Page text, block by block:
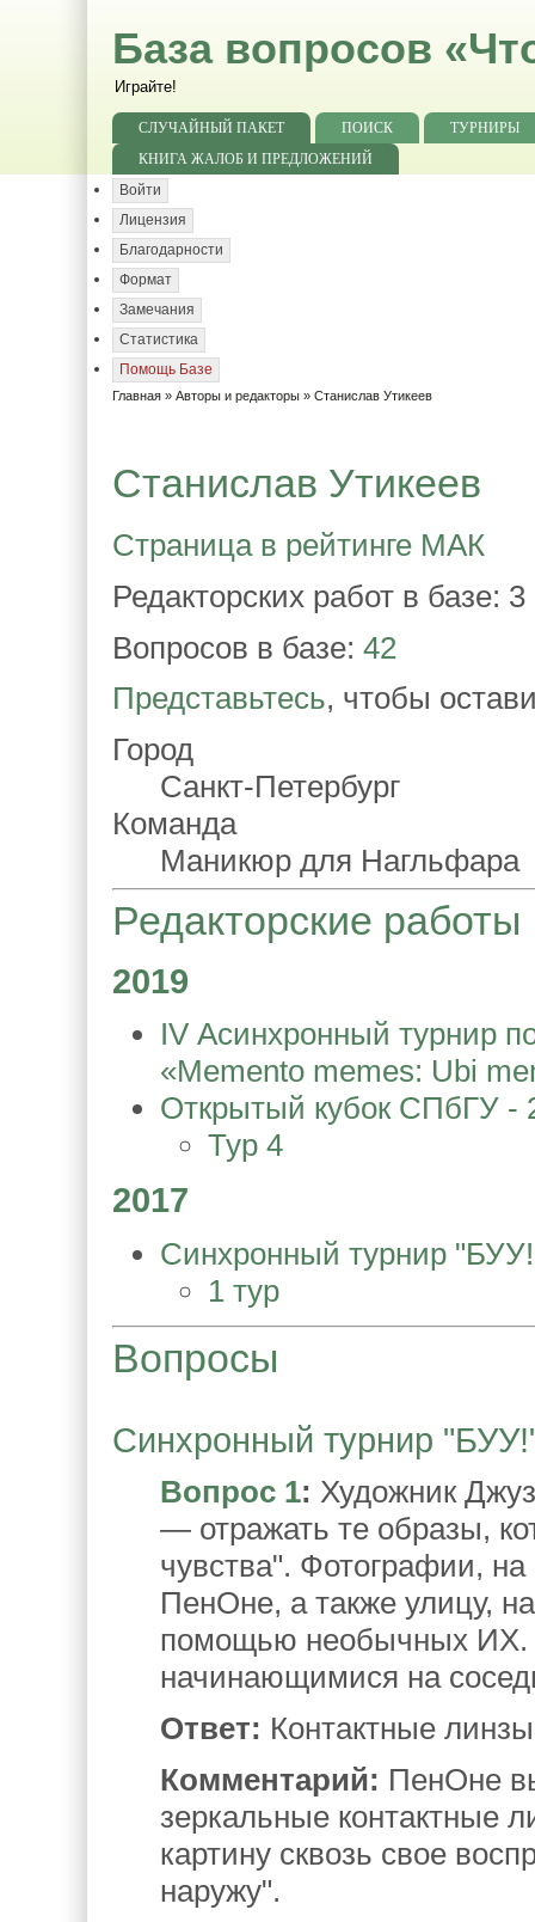
База вопросов
Играйте!
СЛУЧАЙНЫЙ ПАКЕТ ПОИСК
ТУРНИРЫ
КНИГА ЖАЛОБ И ПРЕДЛОЖЕНИЙ
Войти
Лицензия
Благодарности
Формат
Замечания
Статистика
Помощь Базе
Главная » Авторы и редакторы » Станислав Утикеев
Станислав Утикеев
Страница в рейтинге МАК
Редакторских работ в базе: 3
Вопросов в базе: 42
Представьтесь, чтобы
Город
Санкт-Петербург
Команда
Маникюр для Нагльфара
Редакторские работы
2019
IV Асинхронный турнир
«Memento memes: Ubi
Открытый кубок СПбГУ -
Тур 4
2017
Синхронный турнир
1 тур
Вопросы
Синхронный турнир
Вопрос 1: Художник
— отражать те образы,
чувства". Фотографии,
ПенОне, а также улицу,
помощью необычных ИХ.
начинающимися на
Ответ: Контактные
Комментарий: ПенОне
зеркальные контактные
картину сквозь свое
наружу".